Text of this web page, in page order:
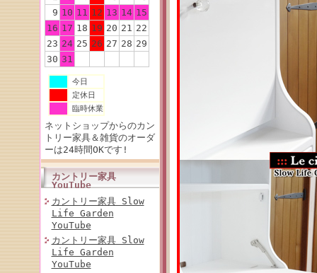
9 10 11 12 13 14 15
16 17 18 19 20 21 22
23 24 25 26 27 28 29
30 31
今日
定休日
臨時休業
ネットショップからのカン
トリー家具＆雑貨のオーダ
ーは24時間OKです!
カントリー家具
YouTube
カントリー家具 Slow
Life Garden
YouTube
カントリー家具 Slow
Life Garden
YouTube